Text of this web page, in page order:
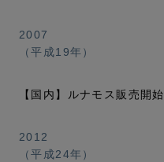
2007
（平成19年）
【国内】ルナモス販売開始
2012
（平成24年）